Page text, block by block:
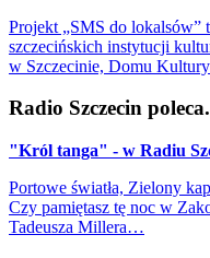
Projekt „SMS do lokalsów”
szczecińskich instytucji
w Szczecinie, Domu
Radio Szczecin
"Król tanga" - w Radiu
Portowe światła, Zielony
Czy pamiętasz tę noc w
Tadeusza Millera…